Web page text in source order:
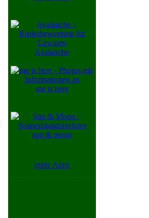
Avalanche
me is here
sun & moon
mehr Apps